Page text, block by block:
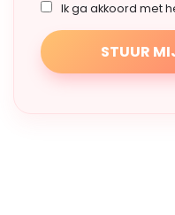
Ik ga akkoord met